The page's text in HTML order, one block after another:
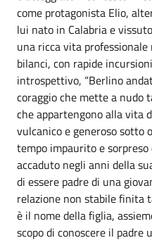
come protagonista Elio,
lui nato in Calabria e
una ricca vita
bilanci, con rapide
introspettivo, “Berlino
coraggio che mette a nudo
che appartengono alla vita
vulcanico e generoso sotto
tempo impaurito e
accaduto negli anni della
di essere padre di una
relazione non stabile finita
è il nome della figlia,
scopo di conoscere il padre